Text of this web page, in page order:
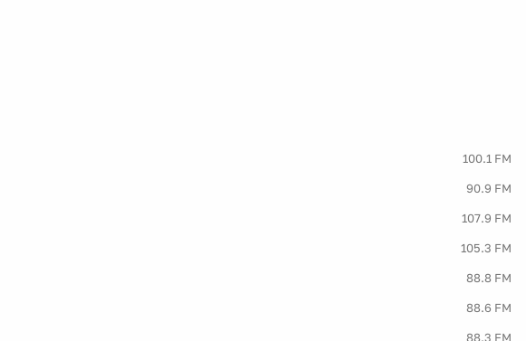
100.1 FM
90.9 FM
107.9 FM
105.3 FM
88.8 FM
88.6 FM
88.3 FM